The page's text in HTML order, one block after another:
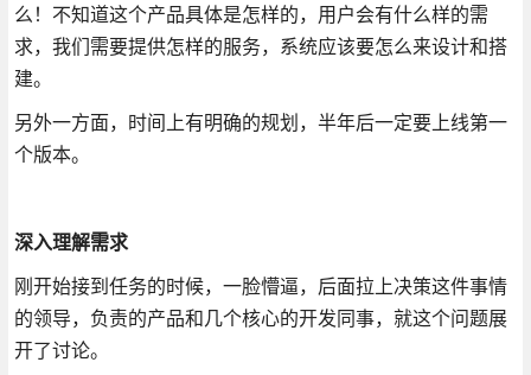
么！不知道这个产品具体是怎样的，用户会有什么样的需
求，我们需要提供怎样的服务，系统应该要怎么来设计和搭
建。
另外一方面，时间上有明确的规划，半年后一定要上线第一
个版本。
深入理解需求
刚开始接到任务的时候，一脸懵逼，后面拉上决策这件事情
的领导，负责的产品和几个核心的开发同事，就这个问题展
开了讨论。